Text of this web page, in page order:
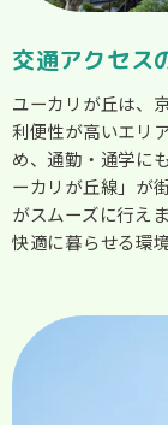
交通アクセス
ユーカリが丘は、
利便性が高いエリ
め、通勤・通学に
ーカリが丘線」が
がスムーズに行え
快適に暮らせる環